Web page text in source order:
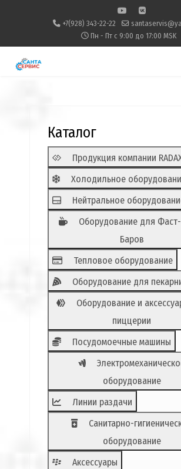
+7(928) 343-22-22
Пн - Пт с 9:00 до 17:00 MSK
Каталог
Продукция компании
Холодильное
Нейтральное
Оборудование для
Баров
Тепловое оборудование
Оборудование для
Оборудование и
пиццерии
Посудомоечные машины
оборудование
Линии раздачи
Санитарно-
оборудование
Аксессуары